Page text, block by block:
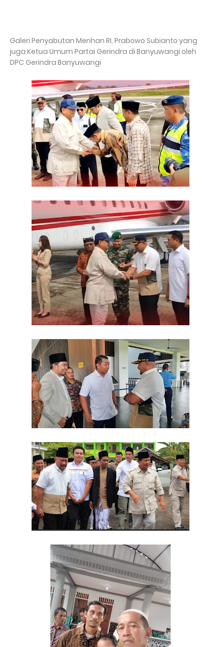
Galeri Penyabutan Menhan RI, Prabowo Subianto yang
juga Ketua Umum Partai Gerindra di Banyuwangi oleh
DPC Gerindra Banyuwangi